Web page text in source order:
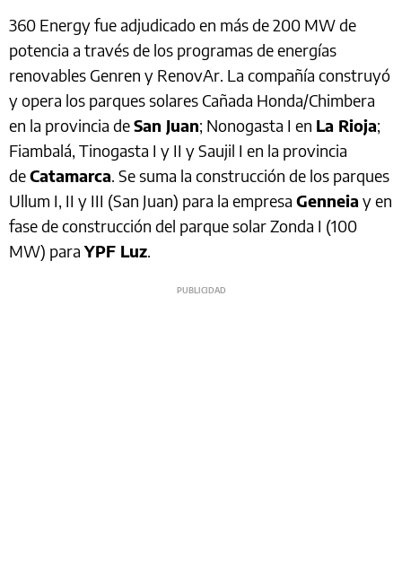
360 Energy fue adjudicado en más de 200 MW de
potencia a través de los programas de energías
renovables Genren y RenovAr. La compañía construyó
y opera los parques solares Cañada Honda/Chimbera
en la provincia deSan Juan; Nonogasta I en La Rioja;
Fiambalá, Tinogasta I y II y Saujil I en la provincia
deCatamarca. Se suma la construcción de los parques
Ullum I, II y III (San Juan) para la empresa Genneia y en
fase de construcción del parque solar Zonda I (100
MW) paraYPF Luz.